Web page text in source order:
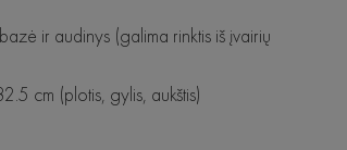
ir audinys (galima rinktis iš įvairių
cm (plotis, gylis, aukštis)